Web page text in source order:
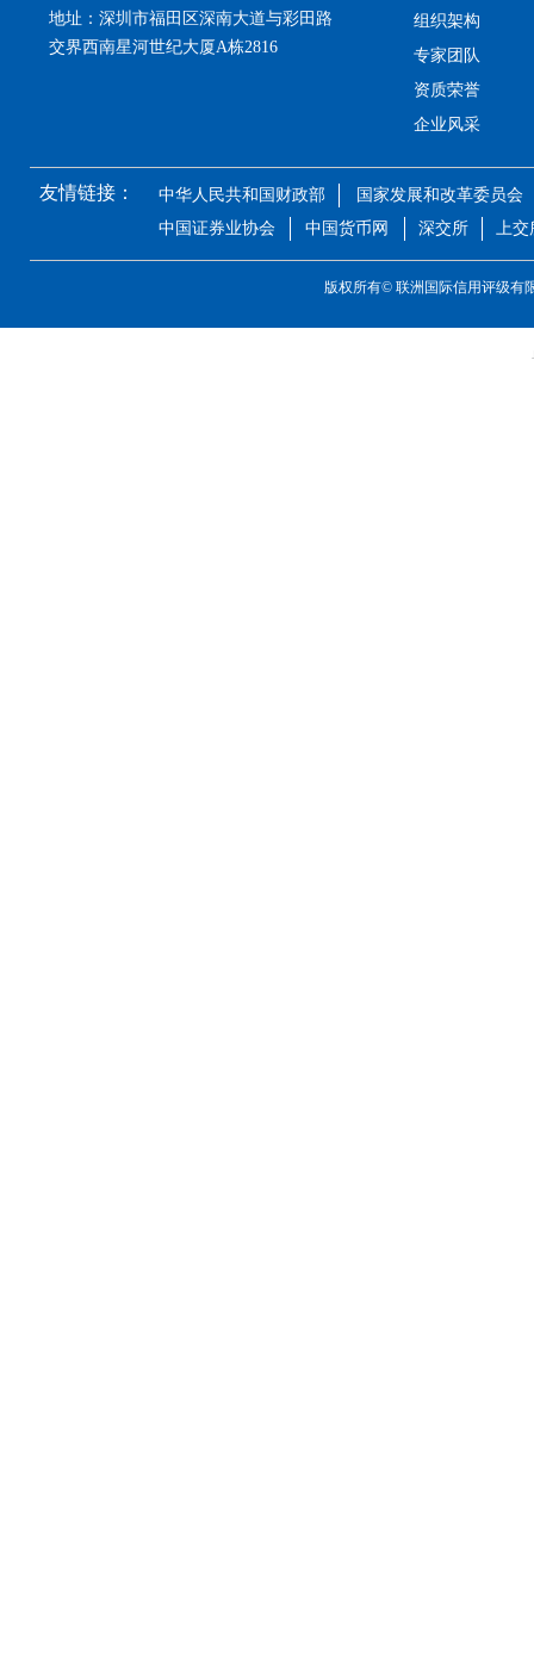
中国货币网
中国证券业协会
国家发展和改革委员会
中华人民共和国财政部
友情链接：
深交所 上交
地址：深圳市福田区深南大道与彩田路
交界西南星河世纪大厦A栋2816
组织架构
专家团队
资质荣誉
企业风采
版权所有© 联洲国际信用评级有